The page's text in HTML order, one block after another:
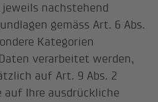
nachstehend
gemäss Art. 6 Abs.
Kategorien
verarbeitet werden,
auf Art. 9 Abs. 2
auf Ihre ausdrückliche